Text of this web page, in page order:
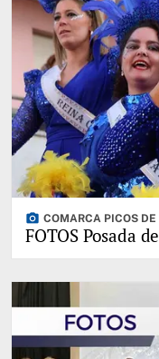
photo_camera COMARCA PICOS DE
FOTOS Posada